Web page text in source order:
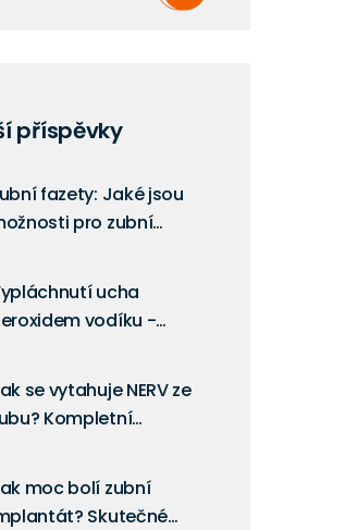
příspěvky
fazety: Jaké jsou
pro zubní
ucha
vodíku -
se vytahuje NERV ze
Kompletní
endodontickou léčbou
moc bolí zubní
Skutečné